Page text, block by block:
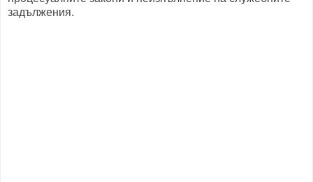
задължения.